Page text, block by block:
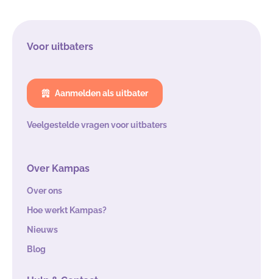
Voor uitbaters
Aanmelden als uitbater
Veelgestelde vragen voor uitbaters
Over Kampas
Over ons
Hoe werkt Kampas?
Nieuws
Blog